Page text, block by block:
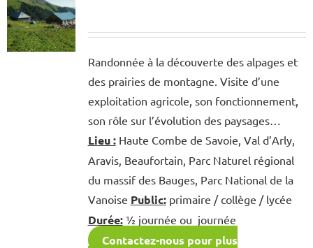
Randonnée à la découverte des alpages et
des prairies de montagne. Visite d’une
exploitation agricole, son fonctionnement,
son rôle sur l’évolution des paysages…
Lieu :Haute Combe de Savoie, Val d’Arly,
Aravis, Beaufortain, Parc Naturel régional
du massif des Bauges, Parc National de la
Vanoise Public:primaire / collège / lycée
Durée:½ journée ou journée
Contactez-nous pour plus